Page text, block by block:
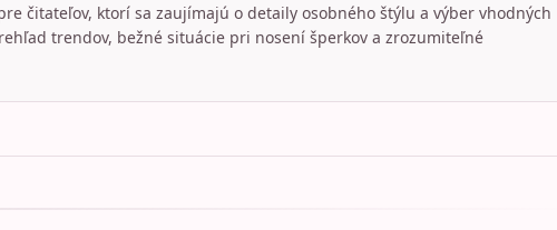
čitateľov, ktorí sa zaujímajú o detaily osobného štýlu a výber vhodných
trendov, bežné situácie pri nosení šperkov a zrozumiteľné